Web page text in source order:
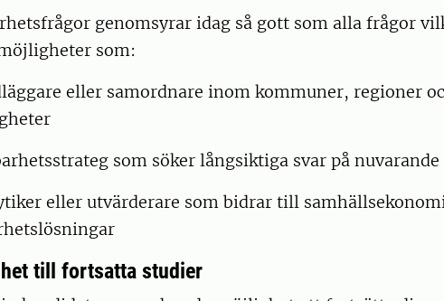
genomsyrar idag så gott som alla frågor
som:
eller samordnare inom kommuner, regioner
som söker långsiktiga svar på
eller utvärderare som bidrar till
till fortsatta studier